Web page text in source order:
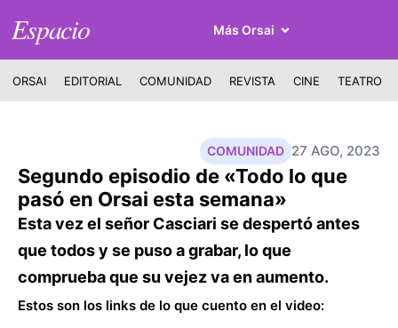
Espacio Más Orsai
ORSAI EDITORIAL COMUNIDAD REVISTA CINE TEATRO
27 AGO, 2023
COMUNIDAD
Segundo episodio de «Todo lo que
pasó en Orsai esta semana»
Esta vez el señor Casciari se despertó antes
que todos y se puso a grabar, lo que
comprueba que su vejez va en aumento.
Estos son los links de lo que cuento en el video: